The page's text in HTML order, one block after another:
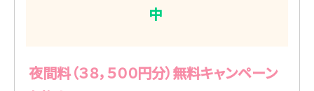
中
夜間料（３８，５００円分）無料キャンペーン